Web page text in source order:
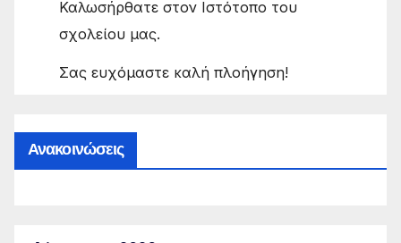
Καλωσήρθατε στον Ιστότοπο του
σχολείου μας.
Σας ευχόμαστε καλή πλοήγηση!
Ανακοινώσεις